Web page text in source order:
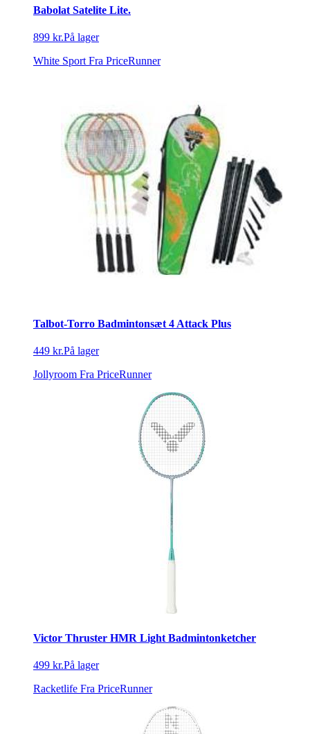
Babolat Satelite Lite.
899 kr.På lager
White Sport Fra PriceRunner
Talbot-Torro Badmintonsæt 4 Attack Plus
449 kr.På lager
Jollyroom Fra PriceRunner
Victor Thruster HMR Light Badmintonketcher
499 kr.På lager
Racketlife Fra PriceRunner